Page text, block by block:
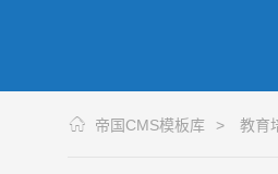
帝国CMS模板库 > 教育